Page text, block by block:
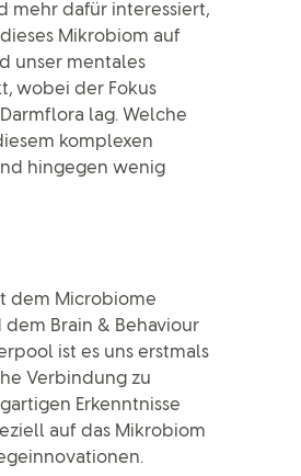
mehr dafür interessiert,
Mikrobiom auf
unser mentales
wobei der Fokus
lag. Welche
komplexen
hingegen wenig
dem Microbiome
Brain & Behaviour
ist es uns erstmals
Verbindung zu
Erkenntnisse
auf das Mikrobiom